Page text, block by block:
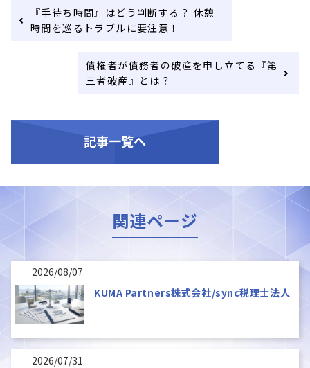
『手待ち時間』はどう判断する？ 休憩
時間を巡るトラブルに要注意！
債権者が債務者の破産を申し立てる『第
三者破産』とは？
記事一覧へ
関連ページ
2026/08/07
KUMA Partners株式会社/sync税理士法人
2026/07/31